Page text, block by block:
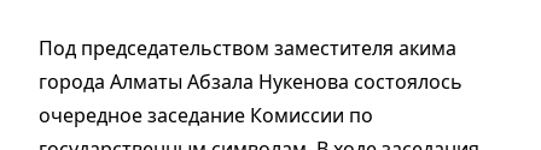
Под председательством заместителя акима
города Алматы Абзала Нукенова состоялось
очередное заседание Комиссии по